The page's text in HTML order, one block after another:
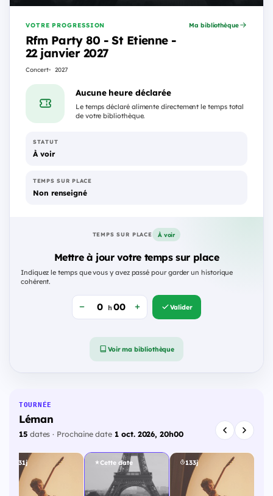
VOTRE PROGRESSION
Rfm Party 80 - St Etienne -
22 janvier 2027
Concert 2027
Ma bibliothèque
Aucune heure déclarée
Le temps déclaré alimente directement le temps total
de votre bibliothèque.
STATUT
À voir
TEMPS SUR PLACE
Non renseigné
TEMPS SUR PLACE À voir
Mettre à jour votre temps sur place
Indiquez le temps que vous y avez passé pour garder un historique
cohérent.
h Valider
Voir ma bibliothèque
TOURNÉE
Léman
15dates · Prochaine date 1 oct. 2026, 20h00
131j Cette date 133j